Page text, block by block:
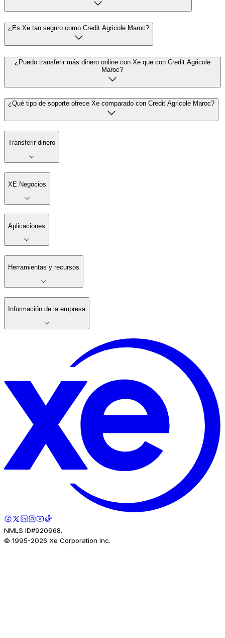
¿Es Xe tan seguro como Credit Agricole Maroc?
¿Puedo transferir más dinero online con Xe que con Credit Agricole
Maroc?
¿Qué tipo de soporte ofrece Xe comparado con Credit Agricole Maroc?
Transferir dinero
XE Negocios
Aplicaciones
Herramientas y recursos
Información de la empresa
NMLS ID#920968.
© 1995-2026 Xe Corporation Inc.